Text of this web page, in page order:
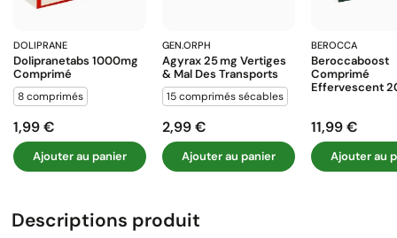
DOLIPRANE
Dolipranetabs 1000mg
Comprimé
8 comprimés
Prix
1,99 €
Ajouter au panier
GEN.ORPH
Agyrax 25 Mg Vertiges
& Mal Des Transports
15 comprimés sécables
Prix
2,99 €
Ajouter au panier
BEROCCA
Beroccaboost
Comprimé
Effervescent
Prix
11,99 €
Ajouter au
Descriptions produit